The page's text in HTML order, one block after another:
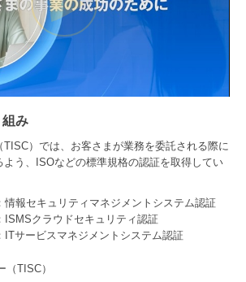
み
）では、お客さまが業務を委託される際に
う、ISOなどの標準規格の認証を取得してい
情報セキュリティマネジメントシステム認証
ISMSクラウドセキュリティ認証
ITサービスマネジメントシステム認証